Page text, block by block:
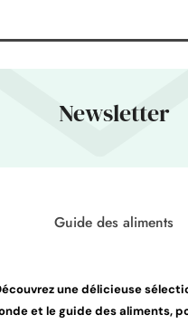
Newsletter
Guide des aliments
une délicieuse
et le guide des aliments,